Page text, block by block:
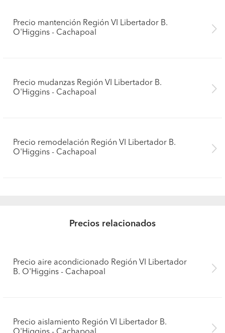
Precio mantención Región VI Libertador B.
O'Higgins - Cachapoal
Precio mudanzas Región VI Libertador B.
O'Higgins - Cachapoal
Precio remodelación Región VI Libertador B.
O'Higgins - Cachapoal
Precios relacionados
Precio aire acondicionado Región VI Libertador
B. O'Higgins - Cachapoal
Precio aislamiento Región VI Libertador B.